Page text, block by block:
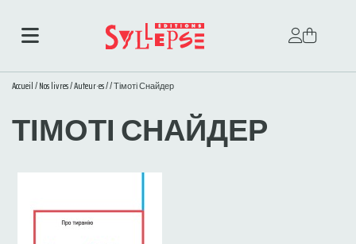
Accueil/Nos livres/Auteur·es// Тімоті Снайдер
ТІМОТІ СНАЙДЕР